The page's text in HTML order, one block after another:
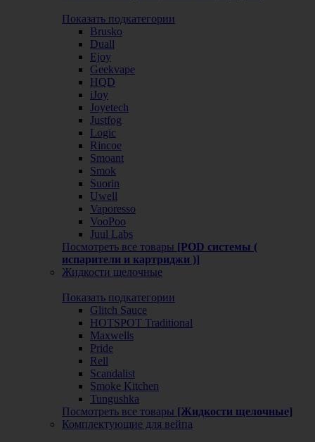
Показать подкатегории
Brusko
Duall
Ejoy
Geekvape
HQD
iJoy
Joyetech
Justfog
Logic
Rincoe
Smoant
Smok
Suorin
Uwell
Vaporesso
VooPoo
Juul Labs
Посмотреть все товары [POD системы (
испарители и картриджи )]
Жидкости щелочные
Показать подкатегории
Glitch Sauce
HOTSPOT Traditional
Maxwells
Pride
Rell
Scandalist
Smoke Kitchen
Tungushka
Посмотреть все товары [Жидкости щелочные]
Комплектующие для вейпа